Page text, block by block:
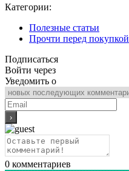
Категории:
Полезные статьи
Прочти перед покупкой
Подписаться
Войти через
Уведомить о
0 комментариев